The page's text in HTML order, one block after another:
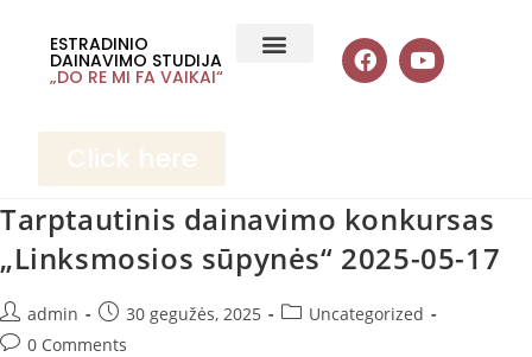
ESTRADINIO
DAINAVIMO STUDIJA
„DO RE MI FA VAIKAI“
Click here
Tarptautinis dainavimo konkursas
„Linksmosios sūpynės“ 2025-05-17
admin 30 gegužės, 2025
Uncategorized
0 Comments